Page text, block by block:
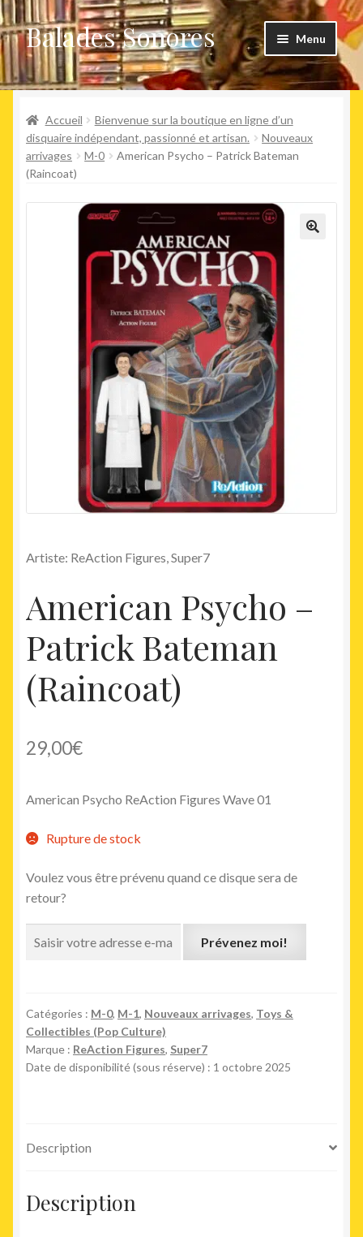
Aller
à
la
navigation
Aller
au
contenu
Balades Sonores Menu
Boutique
Nouveaux arrivages
le
Précommandes
Agenda
Accueil
Bienvenue sur la boutique en ligne d’un
disquaire indépendant, passionné et artisan.
Nouveaux
arrivages
M-0
American Psycho – Patrick Bateman
(Raincoat)
Artiste: ReAction Figures, Super7
American Psycho –
Patrick Bateman
(Raincoat)
29,00€
American Psycho ReAction Figures Wave 01
Rupture de stock
Voulez vous être prévenu quand ce disque sera de
retour?
Prévenez moi!
Catégories : M-0, M-1, Nouveaux arrivages, Toys &
Collectibles (Pop Culture)
Marque : ReAction Figures, Super7
Date de disponibilité (sous réserve) : 1 octobre 2025
Description
Description